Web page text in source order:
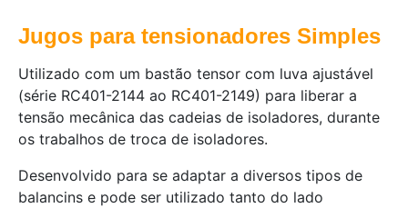
Jugos para tensionadores Simples
Utilizado com um bastão tensor com luva ajustável
(série RC401-2144 ao RC401-2149) para liberar a
tensão mecânica das cadeias de isoladores, durante
os trabalhos de troca de isoladores.
Desenvolvido para se adaptar a diversos tipos de
balancins e pode ser utilizado tanto do lado